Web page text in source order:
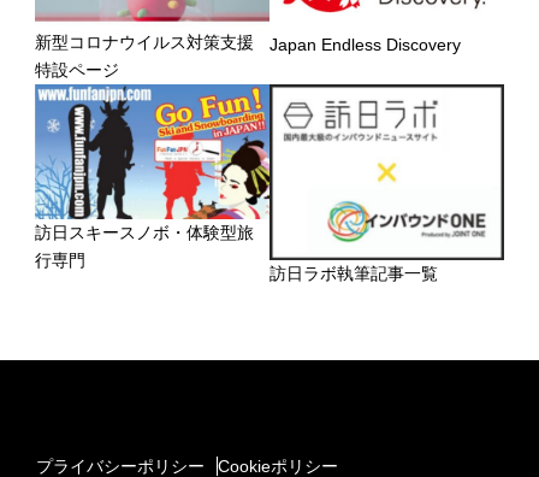
新型コロナウイルス対策支援
特設ページ
Japan Endless Discovery
訪日スキースノボ・体験型旅
行専門
訪日ラボ執筆記事一覧
プライバシーポリシー Cookieポリシー